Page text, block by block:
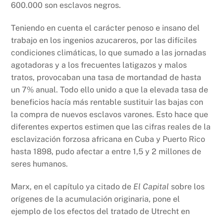
600.000 son esclavos negros.
Teniendo en cuenta el carácter penoso e insano del
trabajo en los ingenios azucareros, por las difíciles
condiciones climáticas, lo que sumado a las jornadas
agotadoras y a los frecuentes latigazos y malos
tratos, provocaban una tasa de mortandad de hasta
un 7% anual. Todo ello unido a que la elevada tasa de
beneficios hacía más rentable sustituir las bajas con
la compra de nuevos esclavos varones. Esto hace que
diferentes expertos estimen que las cifras reales de la
esclavización forzosa africana en Cuba y Puerto Rico
hasta 1898, pudo afectar a entre 1,5 y 2 millones de
seres humanos.
Marx, en el capítulo ya citado de El Capital sobre los
orígenes de la acumulación originaria, pone el
ejemplo de los efectos del tratado de Utrecht en